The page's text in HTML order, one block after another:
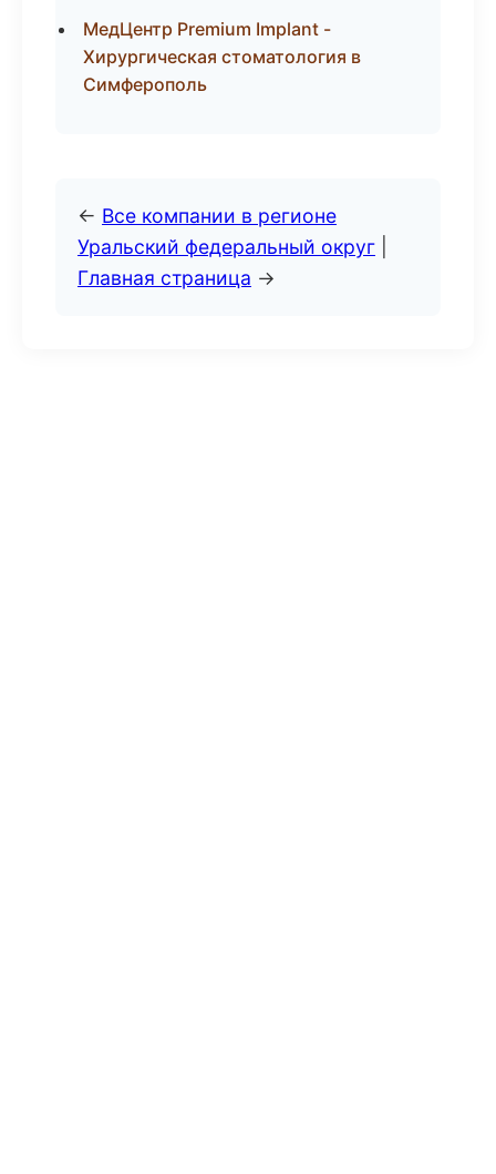
МедЦентр Premium Implant -
Хирургическая стоматология в
Симферополь
← Все компании в регионе
Уральский федеральный округ
Главная страница →